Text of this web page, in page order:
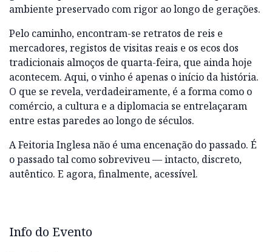
ambiente preservado com rigor ao longo de gerações.
Pelo caminho, encontram-se retratos de reis e
mercadores, registos de visitas reais e os ecos dos
tradicionais almoços de quarta-feira, que ainda hoje
acontecem. Aqui, o vinho é apenas o início da história.
O que se revela, verdadeiramente, é a forma como o
comércio, a cultura e a diplomacia se entrelaçaram
entre estas paredes ao longo de séculos.
A Feitoria Inglesa não é uma encenação do passado. É
o passado tal como sobreviveu — intacto, discreto,
autêntico. E agora, finalmente, acessível.
Info do Evento